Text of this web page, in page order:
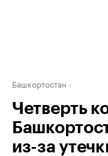
Башкортостан
Четверть
из-за